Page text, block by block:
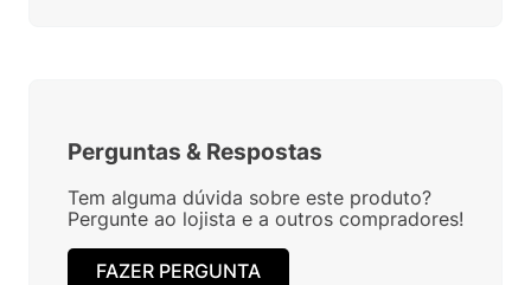
Perguntas & Respostas
Tem alguma dúvida sobre este produto?
Pergunte ao lojista e a outros compradores!
FAZER PERGUNTA